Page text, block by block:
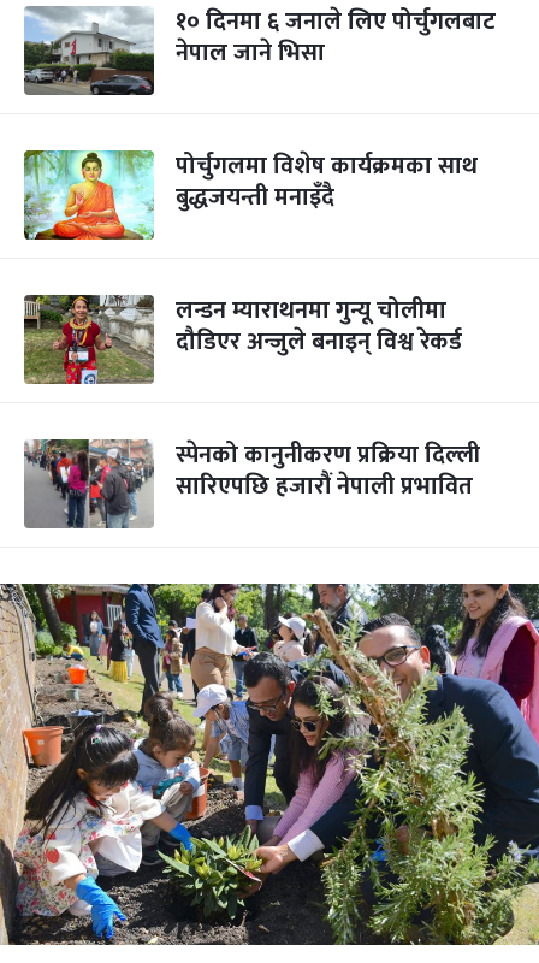
१० दिनमा ६ जनाले लिए पोर्चुगलबाट
नेपाल जाने भिसा
पोर्चुगलमा विशेष कार्यक्रमका साथ
बुद्धजयन्ती मनाइँदै
लन्डन म्याराथनमा गुन्यू चोलीमा
दौडिएर अन्जुले बनाइन् विश्व रेकर्ड
स्पेनको कानुनीकरण प्रक्रिया दिल्ली
सारिएपछि हजारौं नेपाली प्रभावित